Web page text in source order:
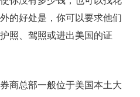
的好处是，你可以要求他们
照、驾照或进出美国的证
商总部一般位于美国本土大